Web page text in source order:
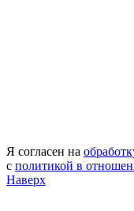
Я согласен на
с политикой в
Наверх